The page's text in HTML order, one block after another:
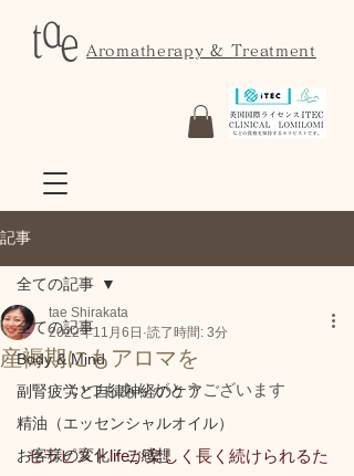
Aromatherapy & Treatment
記事
全ての記事
Body & Mind
副腎疲労と自律神経のケア
精油（エッセンシャルオイル）
お客様の変化・ご感想
全ての記事
産褥期にもアロマを
tae Shirakata
2022年11月6日 読了時間: 3分
いつもありがとうございます
セラピストlifeが楽しく長く続けられるた